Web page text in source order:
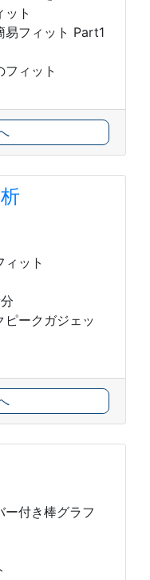
ト
易フィット Part1
ィット
ット
ピークガジェッ
付き棒グラフ